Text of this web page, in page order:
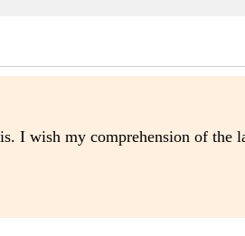
I wish my comprehension of the